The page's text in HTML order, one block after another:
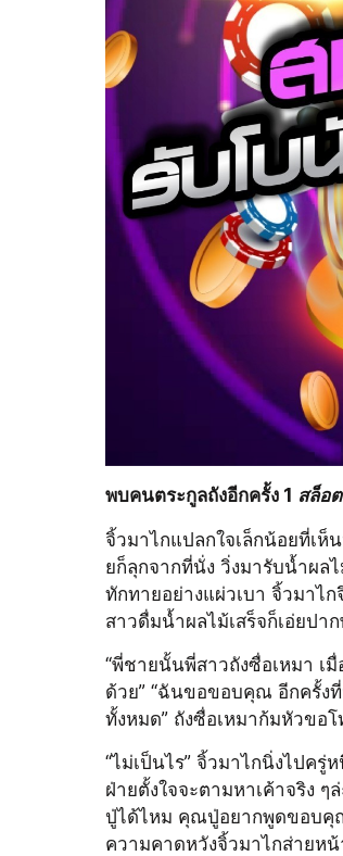
พบคนตระกูลถังอีกครั้ง 1 สล็อต
จิ้วมาไกแปลกใจเล็กน้อยที่เห็
ยก็ลุกจากที่นั่ง วิ่งมารับน้ำผล
ทักทายอย่างแผ่วเบา จิ้วมาไ
สาวดื่มน้ำผลไม้เสร็จก็เอ่ยปา
“พี่ชายนั้นพี่สาวถังซื่อเหมา
ด้วย” “ฉันขอขอบคุณ อีกครั้
ทั้งหมด” ถังซื่อเหมาก้มหัวขอโ
“ไม่เป็นไร” จิ้วมาไกนิ่งไปครู่
ฝ่ายตั้งใจจะตามหาเค้าจริง
ปู่ได้ไหม คุณปู่อยากพูดขอบคุ
ความคาดหวังจิ้วมาไกส่ายห